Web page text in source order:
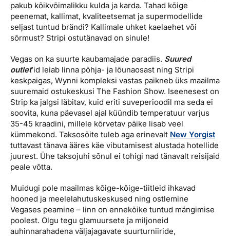
pakub kõikvõimalikku kulda ja karda. Tahad kõige
peenemat, kallimat, kvaliteetsemat ja supermodellide
seljast tuntud brändi? Kallimale uhket kaelaehet või
sõrmust? Stripi ostutänavad on sinule!
Vegas on ka suurte kaubamajade paradiis. Suured
outlet’id leiab linna põhja- ja lõunaosast ning Stripi
keskpaigas, Wynni kompleksi vastas paikneb üks maailma
suuremaid ostukeskusi The Fashion Show. Iseenesest on
Strip ka jalgsi läbitav, kuid eriti suveperioodil ma seda ei
soovita, kuna päevasel ajal küündib temperatuur varjus
35-45 kraadini, millele kõrvetav päike lisab veel
kümmekond. Taksosõite tuleb aga erinevalt New Yorgist
tuttavast tänava ääres käe vibutamisest alustada hotellide
juurest. Ühe taksojuhi sõnul ei tohigi nad tänavalt reisijaid
peale võtta.
Muidugi pole maailmas kõige-kõige-tiitleid ihkavad
hooned ja meelelahutuskeskused ning ostlemine
Vegases peamine – linn on ennekõike tuntud mängimise
poolest. Olgu tegu glamuursete ja miljoneid
auhinnarahadena väljajagavate suurturniiride,